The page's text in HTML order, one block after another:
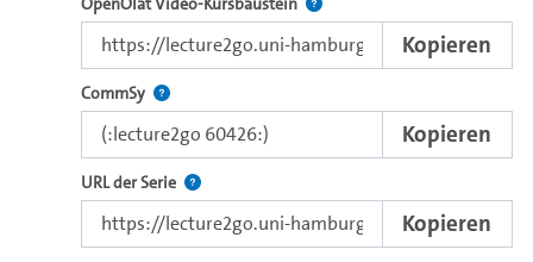
Kopieren
CommSy Nutzen Sie diesen Code, um das Video in CommSy
Kopieren
URL der Serie Der Link zur Serie.
Kopieren